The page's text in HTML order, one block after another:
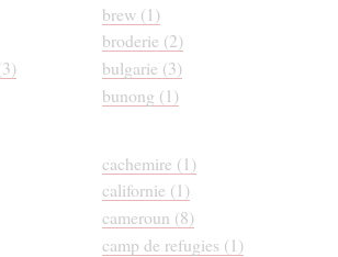
brew (1)
broderie (2)
bulgarie (3)
bunong (1)
cachemire (1)
californie (1)
cameroun (8)
camp de refugies (1)